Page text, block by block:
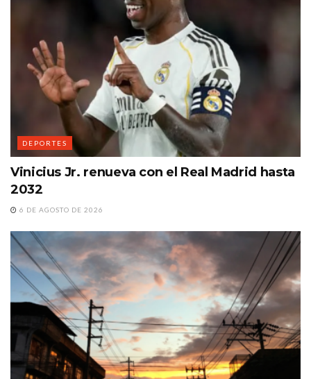
DEPORTES
Vinicius Jr. renueva con el Real Madrid hasta
2032
6 DE AGOSTO DE 2026